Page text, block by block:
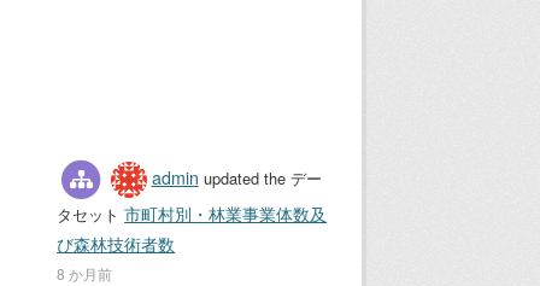
admin updated the デー
タセット市町村別・林業事業体数及
び森林技術者数
8 か月前